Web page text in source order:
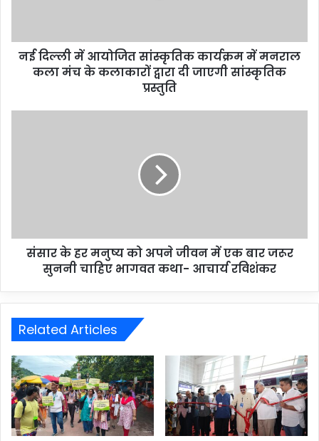
नई दिल्ली में आयोजित सांस्कृतिक कार्यक्रम में मनराल
कला मंच के कलाकारों द्वारा दी जाएगी सांस्कृतिक
प्रस्तुति
संसार के हर मनुष्य को अपने जीवन में एक बार जरूर
सुननी चाहिए भागवत कथा- आचार्य रविशंकर
Related Articles